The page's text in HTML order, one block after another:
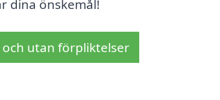
dina önskemål!
utan förpliktelser